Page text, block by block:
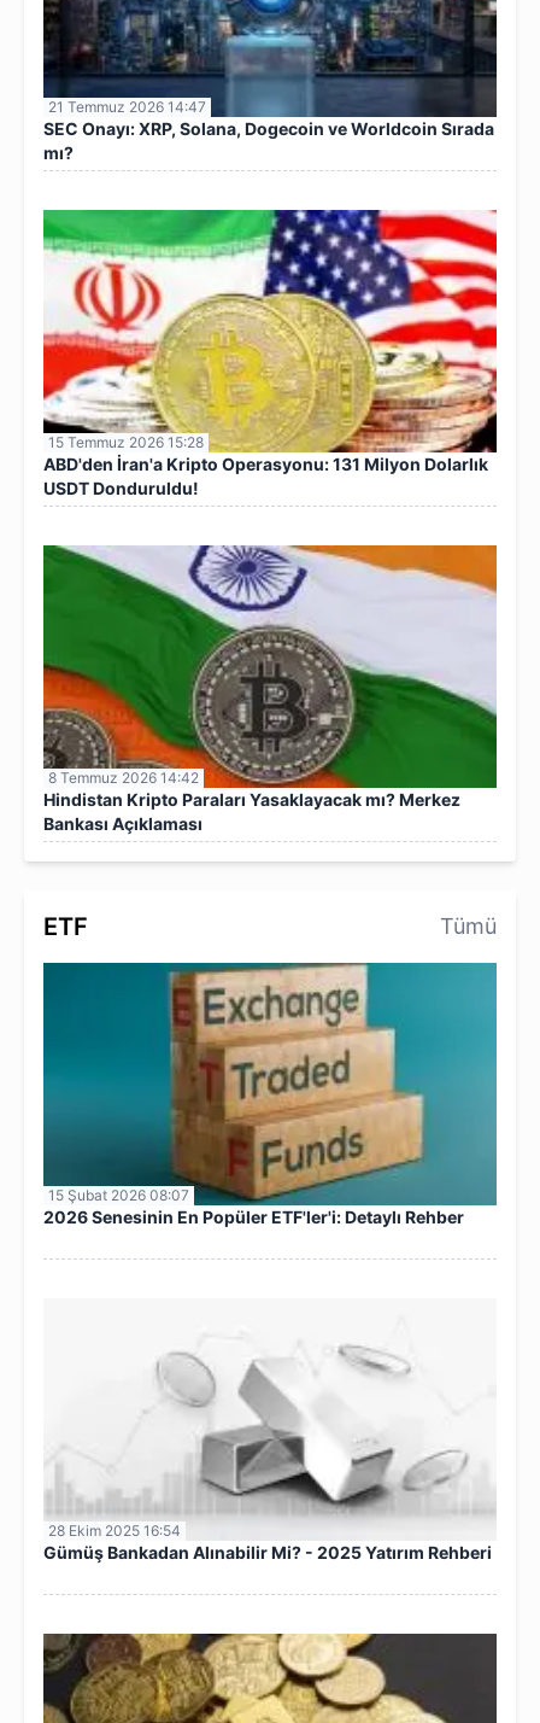
21 Temmuz 2026 14:47
SEC Onayı: XRP, Solana, Dogecoin ve Worldcoin Sırada
mı?
15 Temmuz 2026 15:28
ABD'den İran'a Kripto Operasyonu: 131 Milyon Dolarlık
USDT Donduruldu!
8 Temmuz 2026 14:42
Hindistan Kripto Paraları Yasaklayacak mı? Merkez
Bankası Açıklaması
ETF Tümü
15 Şubat 2026 08:07
2026 Senesinin En Popüler ETF'ler'i: Detaylı Rehber
28 Ekim 2025 16:54
Gümüş Bankadan Alınabilir Mi? - 2025 Yatırım Rehberi